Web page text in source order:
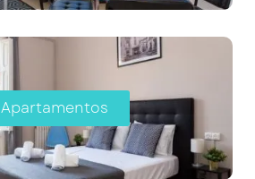
Apartamentos